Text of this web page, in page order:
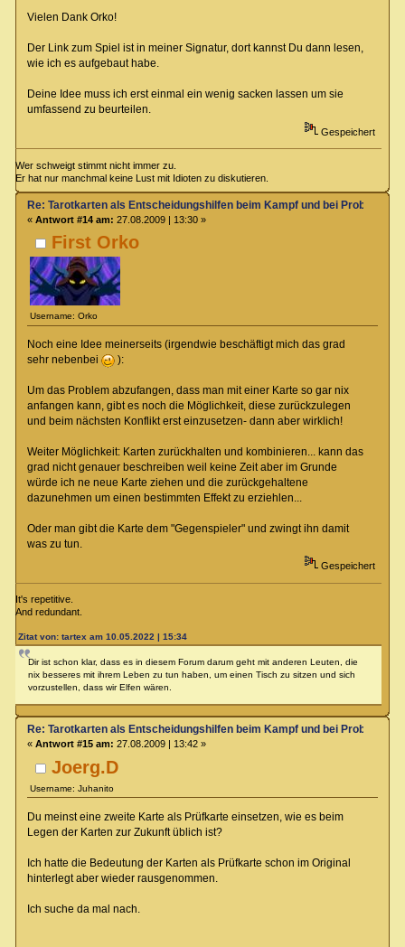
Vielen Dank Orko!
Der Link zum Spiel ist in meiner Signatur, dort kannst Du dann lesen,
wie ich es aufgebaut habe.
Deine Idee muss ich erst einmal ein wenig sacken lassen um sie
umfassend zu beurteilen.
Gespeichert
Wer schweigt stimmt nicht immer zu.
Er hat nur manchmal keine Lust mit Idioten zu diskutieren.
First Orko
Username: Orko
Re: Tarotkarten als Entscheidungshilfen beim Kampf und bei Proben
« Antwort #14 am: 27.08.2009 | 13:30 »
Noch eine Idee meinerseits (irgendwie beschäftigt mich das grad
sehr nebenbei
):
Um das Problem abzufangen, dass man mit einer Karte so gar nix
anfangen kann, gibt es noch die Möglichkeit, diese zurückzulegen
und beim nächsten Konflikt erst einzusetzen- dann aber wirklich!
Weiter Möglichkeit: Karten zurückhalten und kombinieren... kann das
grad nicht genauer beschreiben weil keine Zeit aber im Grunde
würde ich ne neue Karte ziehen und die zurückgehaltene
dazunehmen um einen bestimmten Effekt zu erziehlen...
Oder man gibt die Karte dem "Gegenspieler" und zwingt ihn damit
was zu tun.
Gespeichert
It's repetitive.
And redundant.
Zitat von: tartex am 10.05.2022 | 15:34
Dir ist schon klar, dass es in diesem Forum darum geht mit anderen Leuten, die
nix besseres mit ihrem Leben zu tun haben, um einen Tisch zu sitzen und sich
vorzustellen, dass wir Elfen wären.
Joerg.D
Username: Juhanito
Re: Tarotkarten als Entscheidungshilfen beim Kampf und bei Proben
« Antwort #15 am: 27.08.2009 | 13:42 »
Du meinst eine zweite Karte als Prüfkarte einsetzen, wie es beim
Legen der Karten zur Zukunft üblich ist?
Ich hatte die Bedeutung der Karten als Prüfkarte schon im Original
hinterlegt aber wieder rausgenommen.
Ich suche da mal nach.